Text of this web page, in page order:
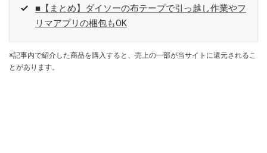
■【まとめ】ダイソーの布テープで引っ越し作業やフ
リマアプリの梱包もOK
※記事内で紹介した商品を購入すると、売上の一部が当サイトに還元されるこ
とがあります。